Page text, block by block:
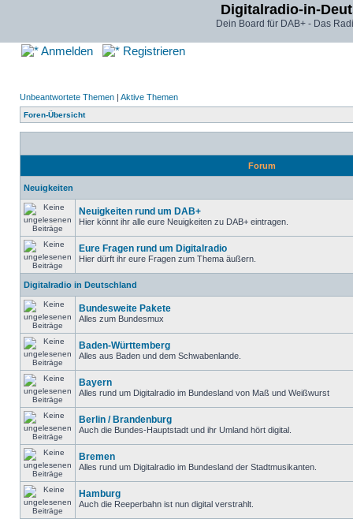
Digitalradio-in-
Dein Board für DAB+ - Das
Anmelden Registrieren
Unbeantwortete Themen | Aktive Themen
Foren-Übersicht
Forum
Neuigkeiten
Neuigkeiten rund um DAB+
Hier könnt ihr alle eure Neuigkeiten zu DAB+ eintragen.
Eure Fragen rund um Digitalradio
Hier dürft ihr eure Fragen zum Thema äußern.
Digitalradio in Deutschland
Bundesweite Pakete
Alles zum Bundesmux
Baden-Württemberg
Alles aus Baden und dem Schwabenlande.
Bayern
Alles rund um Digitalradio im Bundesland von Maß und Weißwurst
Berlin / Brandenburg
Auch die Bundes-Hauptstadt und ihr Umland hört digital.
Bremen
Alles rund um Digitalradio im Bundesland der Stadtmusikanten.
Hamburg
Auch die Reeperbahn ist nun digital verstrahlt.